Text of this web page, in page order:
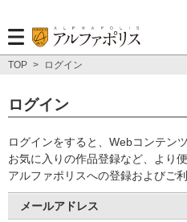
TOP > ログイン
ログイン
ログインをすると、Webコンテン
お気に入りの作品登録など、より
アルファポリスへの登録およびご
メールアドレス